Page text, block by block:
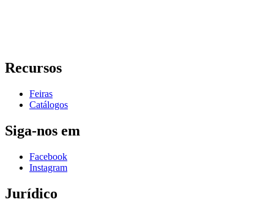
Recursos
Feiras
Catálogos
Siga-nos em
Facebook
Instagram
Jurídico